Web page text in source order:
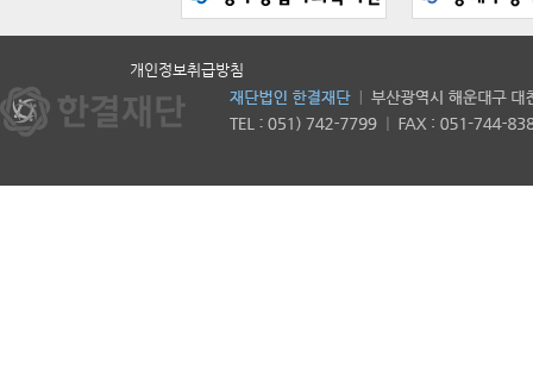
개인정보취급방침